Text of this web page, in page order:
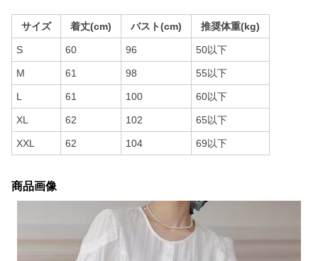
サイズ 着丈(cm) バスト(cm) 推奨体重(kg)
S 60 96 50以下
M 61 98 55以下
L 61 100 60以下
XL 62 102 65以下
XXL 62 104 69以下
商品画像